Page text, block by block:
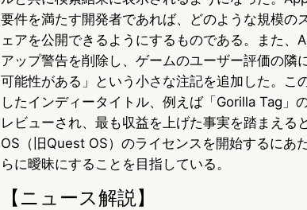
d
o
n
k
y
o
o
k
a
要件を満たす開発者であれば、どのような規模の
ェアを公開できるようにするものである。また
アップ警告を削除し、ゲームのユーザー評価の隣
可能性がある」という小さな注記を追加した。こ
したインディータイトル、例えば「Gorilla Tag」
レビューされ、最も収益を上げた事実を踏まえ
OS（旧Quest OS）のライセンスを開始するにあ
らに曖昧にすることを目指している。
【ニュース解説】